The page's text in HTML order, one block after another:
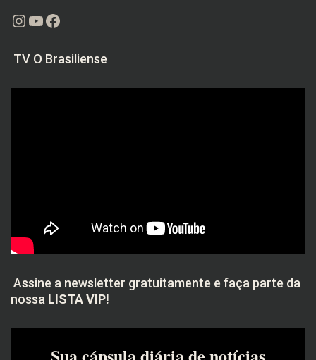
Instagram
Youtube
Facebook
TV O Brasiliense
Assine a newsletter gratuitamente e faça parte da
nossa LISTA VIP!